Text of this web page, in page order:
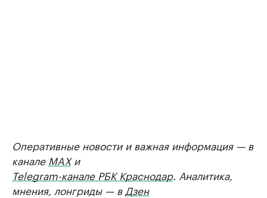
Оперативные новости и важная информация — в
канале MAXи
Telegram-канале РБК Краснодар. Аналитика,
мнения, лонгриды — в Дзен